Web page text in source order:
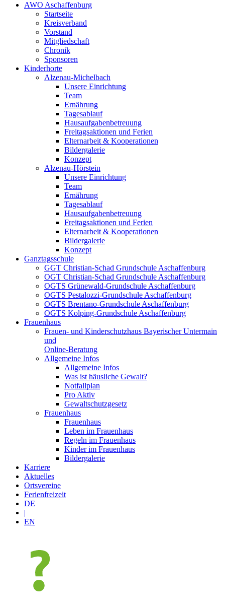
AWO Aschaffenburg
Startseite
Kreisverband
Vorstand
Mitgliedschaft
Chronik
Sponsoren
Kinderhorte
Alzenau-Michelbach
Unsere Einrichtung
Team
Ernährung
Tagesablauf
Hausaufgabenbetreuung
Freitagsaktionen und Ferien
Elternarbeit & Kooperationen
Bildergalerie
Konzept
Alzenau-Hörstein
Unsere Einrichtung
Team
Ernährung
Tagesablauf
Hausaufgabenbetreuung
Freitagsaktionen und Ferien
Elternarbeit & Kooperationen
Bildergalerie
Konzept
Ganztagsschule
GGT Christian-Schad Grundschule Aschaffenburg
OGT Christian-Schad Grundschule Aschaffenburg
OGTS Grünewald-Grundschule Aschaffenburg
OGTS Pestalozzi-Grundschule Aschaffenburg
OGTS Brentano-Grundschule Aschaffenburg
OGTS Kolping-Grundschule Aschaffenburg
Frauenhaus
Frauen- und Kinderschutzhaus Bayerischer Untermain
und
Online-Beratung
Allgemeine Infos
Allgemeine Infos
Was ist häusliche Gewalt?
Notfallplan
Pro Aktiv
Gewaltschutzgesetz
Frauenhaus
Frauenhaus
Leben im Frauenhaus
Regeln im Frauenhaus
Kinder im Frauenhaus
Bildergalerie
Karriere
Aktuelles
Ortsvereine
Ferienfreizeit
DE
|
EN